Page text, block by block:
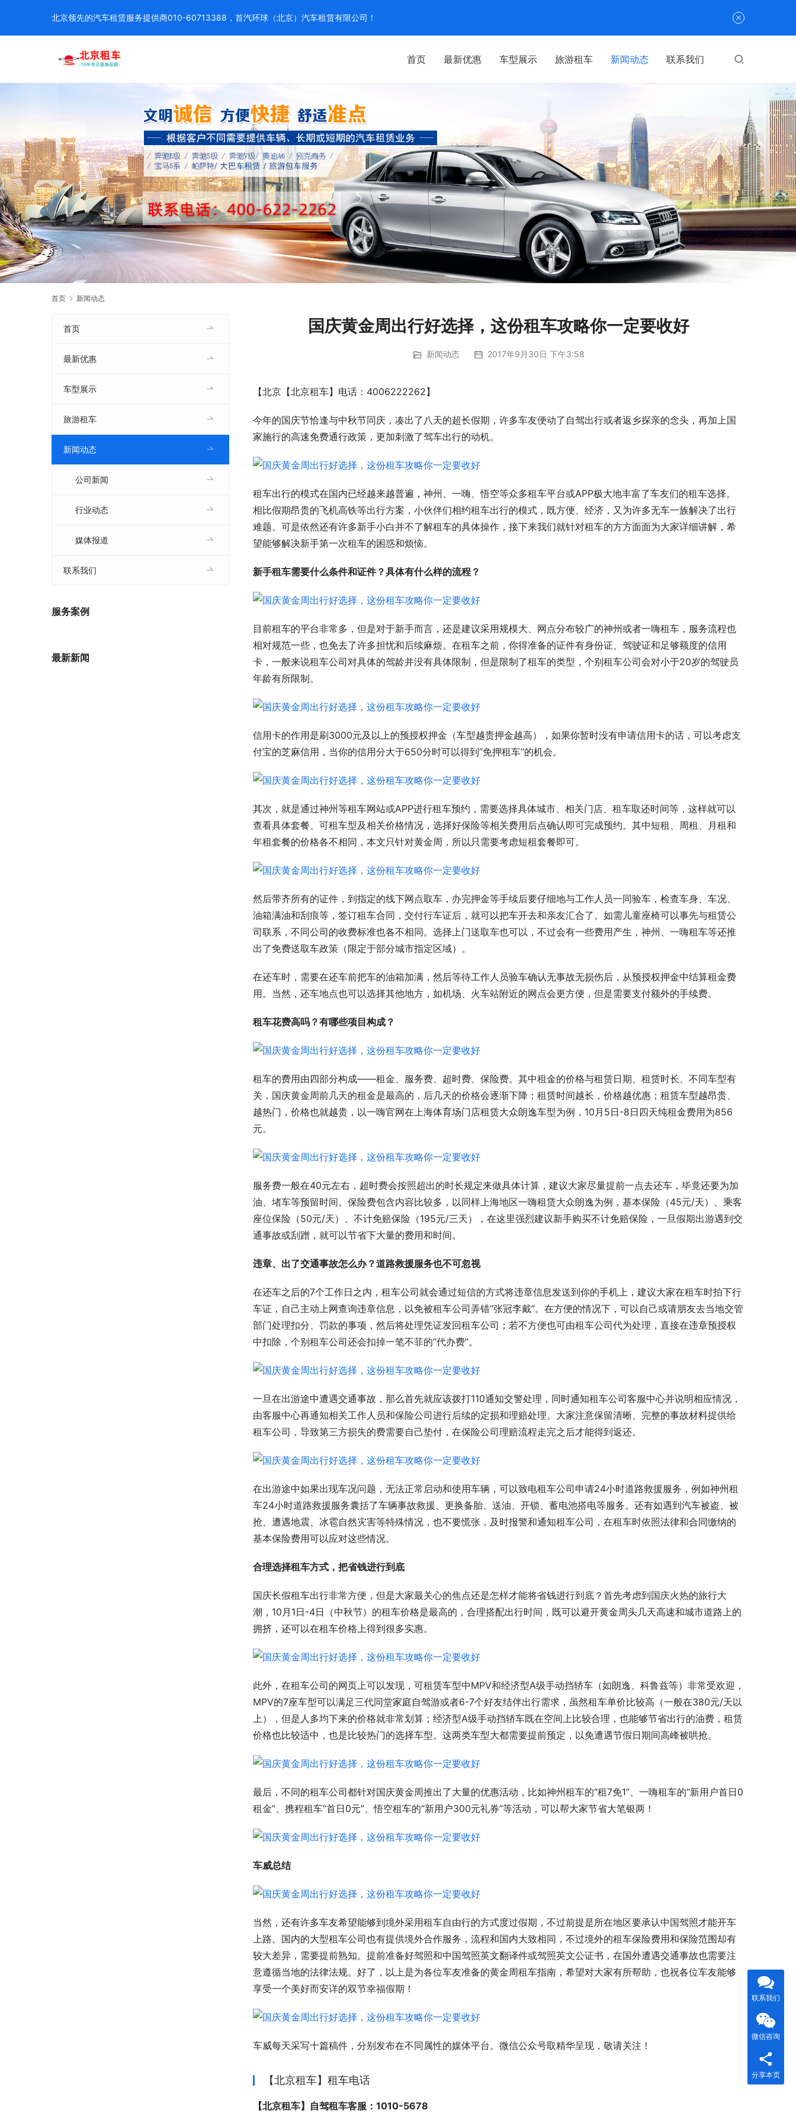
首页 最新优惠 车型展示 旅游租车 新闻动态 联系我们
首页 新闻动态
国庆黄金周出行好选择，这份租车攻略你一定要收好
新闻动态 2017年9月30日 下午3:58
【北京【北京租车】电话：4006222262】
今年的国庆节恰逢与中秋节同庆，凑出了八天的超长假期，许多车友便动了自驾出行或者返乡探亲的念头，再加上国
家施行的高速免费通行政策，更加刺激了驾车出行的动机。
租车出行的模式在国内已经越来越普遍，神州、一嗨、悟空等众多租车平台或APP极大地丰富了车友们的租车选择。
相比假期昂贵的飞机高铁等出行方案，小伙伴们相约租车出行的模式，既方便、经济，又为许多无车一族解决了出行
难题。可是依然还有许多新手小白并不了解租车的具体操作，接下来我们就针对租车的方方面面为大家详细讲解，希
望能够解决新手第一次租车的困惑和烦恼。
新手租车需要什么条件和证件？具体有什么样的流程？
目前租车的平台非常多，但是对于新手而言，还是建议采用规模大、网点分布较广的神州或者一嗨租车，服务流程也
相对规范一些，也免去了许多担忧和后续麻烦。在租车之前，你得准备的证件有身份证、驾驶证和足够额度的信用
卡，一般来说租车公司对具体的驾龄并没有具体限制，但是限制了租车的类型，个别租车公司会对小于20岁的驾驶员
年龄有所限制。
信用卡的作用是刷3000元及以上的预授权押金（车型越贵押金越高），如果你暂时没有申请信用卡的话，可以考虑支
付宝的芝麻信用，当你的信用分大于650分时可以得到“免押租车”的机会。
其次，就是通过神州等租车网站或APP进行租车预约，需要选择具体城市、相关门店、租车取还时间等，这样就可以
查看具体套餐、可租车型及相关价格情况，选择好保险等相关费用后点确认即可完成预约。其中短租、周租、月租和
年租套餐的价格各不相同，本文只针对黄金周，所以只需要考虑短租套餐即可。
然后带齐所有的证件，到指定的线下网点取车，办完押金等手续后要仔细地与工作人员一同验车，检查车身、车况、
油箱满油和刮痕等，签订租车合同，交付行车证后，就可以把车开去和亲友汇合了。如需儿童座椅可以事先与租赁公
司联系，不同公司的收费标准也各不相同。选择上门送取车也可以，不过会有一些费用产生，神州、一嗨租车等还推
出了免费送取车政策（限定于部分城市指定区域）。
在还车时，需要在还车前把车的油箱加满，然后等待工作人员验车确认无事故无损伤后，从预授权押金中结算租金费
用。当然，还车地点也可以选择其他地方，如机场、火车站附近的网点会更方便，但是需要支付额外的手续费。
租车花费高吗？有哪些项目构成？
租车的费用由四部分构成——租金、服务费、超时费、保险费。其中租金的价格与租赁日期、租赁时长、不同车型有
关，国庆黄金周前几天的租金是最高的，后几天的价格会逐渐下降；租赁时间越长，价格越优惠；租赁车型越昂贵、
越热门，价格也就越贵，以一嗨官网在上海体育场门店租赁大众朗逸车型为例，10月5日-8日四天纯租金费用为856
元。
服务费一般在40元左右，超时费会按照超出的时长规定来做具体计算，建议大家尽量提前一点去还车，毕竟还要为加
油、堵车等预留时间。保险费包含内容比较多，以同样上海地区一嗨租赁大众朗逸为例，基本保险（45元/天）、乘客
座位保险（50元/天）、不计免赔保险（195元/三天），在这里强烈建议新手购买不计免赔保险，一旦假期出游遇到交
通事故或刮蹭，就可以节省下大量的费用和时间。
违章、出了交通事故怎么办？道路救援服务也不可忽视
在还车之后的7个工作日之内，租车公司就会通过短信的方式将违章信息发送到你的手机上，建议大家在租车时拍下行
车证，自己主动上网查询违章信息，以免被租车公司弄错“张冠李戴”。在方便的情况下，可以自己或请朋友去当地交管
部门处理扣分、罚款的事项，然后将处理凭证发回租车公司；若不方便也可由租车公司代为处理，直接在违章预授权
中扣除，个别租车公司还会扣掉一笔不菲的“代办费”。
一旦在出游途中遭遇交通事故，那么首先就应该拨打110通知交警处理，同时通知租车公司客服中心并说明相应情况，
由客服中心再通知相关工作人员和保险公司进行后续的定损和理赔处理。大家注意保留清晰、完整的事故材料提供给
租车公司，导致第三方损失的费需要自己垫付，在保险公司理赔流程走完之后才能得到返还。
在出游途中如果出现车况问题，无法正常启动和使用车辆，可以致电租车公司申请24小时道路救援服务，例如神州租
车24小时道路救援服务囊括了车辆事故救援、更换备胎、送油、开锁、蓄电池搭电等服务。还有如遇到汽车被盗、被
抢、遭遇地震、冰雹自然灾害等特殊情况，也不要慌张，及时报警和通知租车公司，在租车时依照法律和合同缴纳的
基本保险费用可以应对这些情况。
合理选择租车方式，把省钱进行到底
国庆长假租车出行非常方便，但是大家最关心的焦点还是怎样才能将省钱进行到底？首先考虑到国庆火热的旅行大
潮，10月1日-4日（中秋节）的租车价格是最高的，合理搭配出行时间，既可以避开黄金周头几天高速和城市道路上的
拥挤，还可以在租车价格上得到很多实惠。
此外，在租车公司的网页上可以发现，可租赁车型中MPV和经济型A级手动挡轿车（如朗逸、科鲁兹等）非常受欢迎，
MPV的7座车型可以满足三代同堂家庭自驾游或者6-7个好友结伴出行需求，虽然租车单价比较高（一般在380元/天以
上），但是人多均下来的价格就非常划算；经济型A级手动挡轿车既在空间上比较合理，也能够节省出行的油费，租赁
价格也比较适中，也是比较热门的选择车型。这两类车型大都需要提前预定，以免遭遇节假日期间高峰被哄抢。
最后，不同的租车公司都针对国庆黄金周推出了大量的优惠活动，比如神州租车的“租7免1”、一嗨租车的“新用户首日0
租金”、携程租车“首日0元”、悟空租车的“新用户300元礼券”等活动，可以帮大家节省大笔银两！
车威总结
当然，还有许多车友希望能够到境外采用租车自由行的方式度过假期，不过前提是所在地区要承认中国驾照才能开车
上路。国内的大型租车公司也有提供境外合作服务，流程和国内大致相同，不过境外的租车保险费用和保险范围却有
较大差异，需要提前熟知。提前准备好驾照和中国驾照英文翻译件或驾照英文公证书，在国外遭遇交通事故也需要注
意遵循当地的法律法规。好了，以上是为各位车友准备的黄金周租车指南，希望对大家有所帮助，也祝各位车友能够
享受一个美好而安详的双节幸福假期！
车威每天采写十篇稿件，分别发布在不同属性的媒体平台。微信公众号取精华呈现，敬请关注！
【北京租车】租车电话
【北京租车】自驾租车客服：1010-5678
首页
最新优惠
车型展示
旅游租车
新闻动态
公司新闻
行业动态
媒体报道
联系我们
服务案例
最新新闻
联系我们
微信咨询
分享本页
北京领先的汽车租赁服务提供商010-60713388，首汽环球（北京）汽车租赁有限公司！